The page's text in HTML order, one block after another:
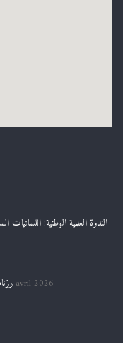
الندوة العلمية الوطنية: اللسانيات
30 avril 2026